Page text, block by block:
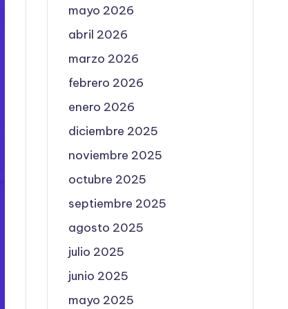
mayo 2026
abril 2026
marzo 2026
febrero 2026
enero 2026
diciembre 2025
noviembre 2025
octubre 2025
septiembre 2025
agosto 2025
julio 2025
junio 2025
mayo 2025